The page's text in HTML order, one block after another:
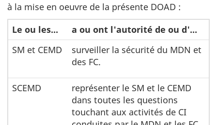
à la mise en oeuvre de la présente DOAD :
Le ou les...
a ou ont l'autorité de ou d'...
SM et CEMD
surveiller la sécurité du MDN et
des FC.
SCEMD
représenter le SM et le CEMD
dans toutes les questions
touchant aux activités de CI